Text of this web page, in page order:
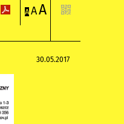
A AA
30.05.2017